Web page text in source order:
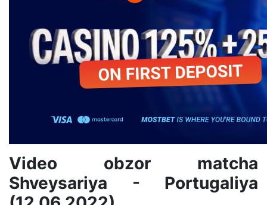
Video obzor matcha
Shveysariya - Portugaliya